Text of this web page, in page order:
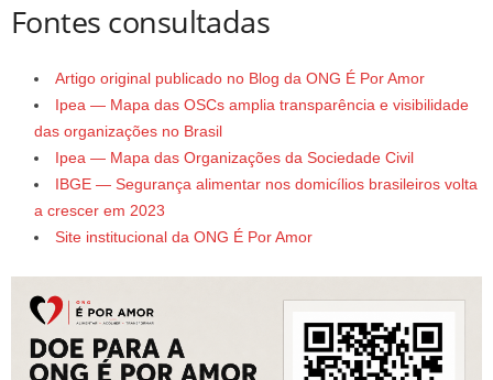
Fontes consultadas
Artigo original publicado no Blog da ONG É Por Amor
Ipea — Mapa das OSCs amplia transparência e visibilidade
das organizações no Brasil
Ipea — Mapa das Organizações da Sociedade Civil
IBGE — Segurança alimentar nos domicílios brasileiros volta
a crescer em 2023
Site institucional da ONG É Por Amor